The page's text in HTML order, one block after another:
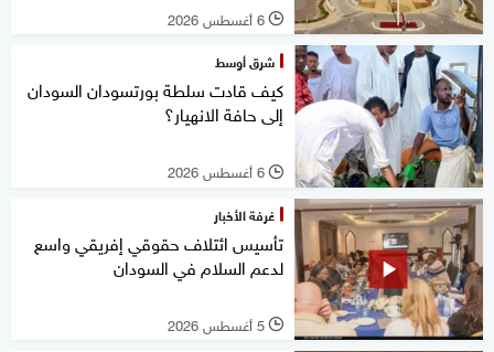
l 6 أغسطس 2026
شرق أوسط
كيف قادت سلطة بورتسودان السودان
إلى حافة الانهيار؟
l 6 أغسطس 2026
غرفة الأخبار
تأسيس ائتلاف حقوقي إفريقي واسع
لدعم السلام في السودان
l 5 أغسطس 2026